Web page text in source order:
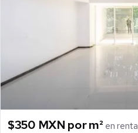
$350 MXN por m² en renta